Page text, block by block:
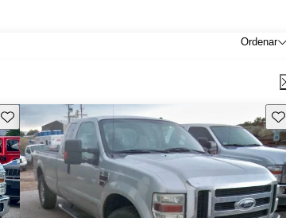
Ordenar
Guarda este Aviso